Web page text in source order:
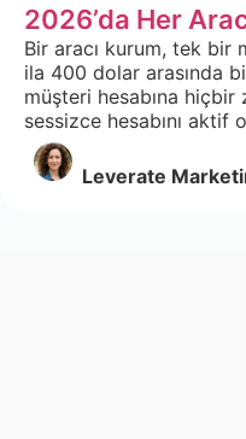
2026’da Her
Bir aracı kurum, tek bir
ila 400 dolar arasında
müşteri hesabına hiçbir
sessizce hesabını aktif
Leverate